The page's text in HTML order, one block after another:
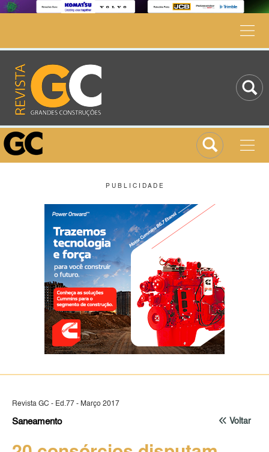
P U B L I C I D A D E
Revista GC - Ed.77 - Março 2017
Voltar
Saneamento